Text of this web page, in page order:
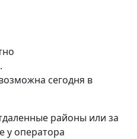
сегодня в
районы или за
у оператора